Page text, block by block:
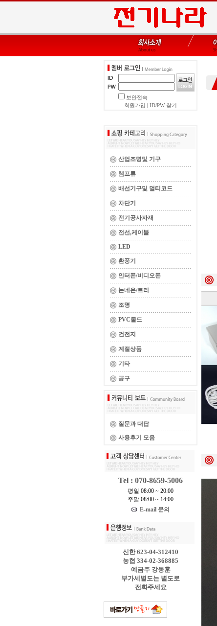
보안접속
회원가입
ID/PW 찾기
산업조명및 기구
램프류
배선기구및 멀티코드
차단기
전기공사자재
전선,케이블
LED
환풍기
인터폰/비디오폰
논네온/트리
조명
PVC몰드
건전지
계절상품
기타
공구
질문과 대답
사용후기 모음
Tel : 070-8659-5006
평일 08:00 ~ 20:00
주말 08:00 ~ 14:00
E-mail 문의
신한 623-04-312410
농협 334-02-368885
예금주 강동훈
부가세별도는 별도로
전화주세요